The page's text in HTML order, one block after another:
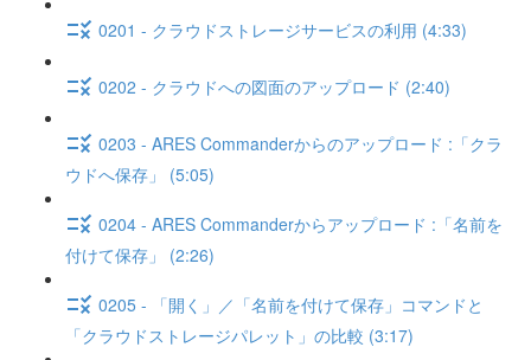
0201 - クラウドストレージサービスの利用 (4:33)
0202 - クラウドへの図面のアップロード (2:40)
0203 - ARES Commanderからのアップロード :「クラ
ウドへ保存」 (5:05)
0204 - ARES Commanderからアップロード :「名前を
付けて保存」 (2:26)
0205 - 「開く」／「名前を付けて保存」コマンドと
「クラウドストレージパレット」の比較 (3:17)